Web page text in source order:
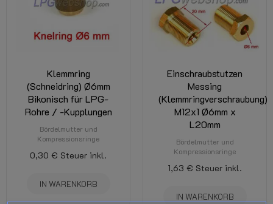
Klemmring
(Schneidring) Ø6mm
Bikonisch für LPG-
Rohre / -Kupplungen
Bördelmutter und
Kompressionsringe
0,30 € Steuer inkl.
IN WARENKORB
Einschraubstutzen
Messing
(Klemmringverschraubung)
M12x1 Ø6mm x
L20mm
Bördelmutter und
Kompressionsringe
1,63 € Steuer inkl.
IN WARENKORB